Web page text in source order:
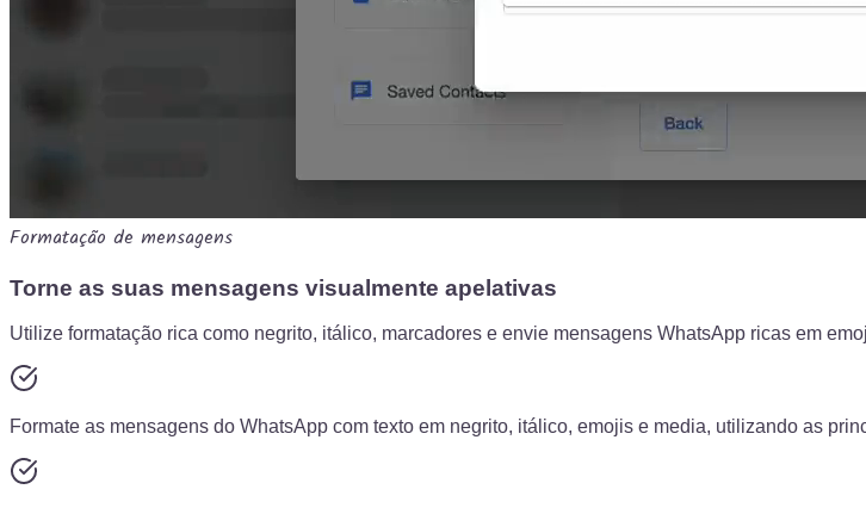
Formatação de mensagens
Torne as suas mensagens visualmente apelativas
Utilize formatação rica como negrito, itálico, marcadores e envie mensagens WhatsApp ricas em
Formate as mensagens do WhatsApp com texto em negrito, itálico, emojis e media, utilizando as